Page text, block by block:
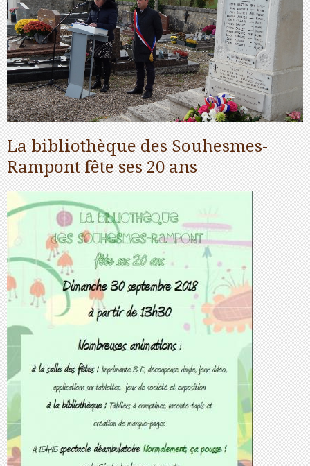
La bibliothèque des Souhesmes-
Rampont fête ses 20 ans